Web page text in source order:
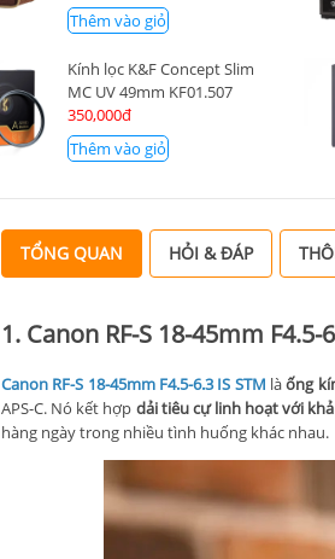
Thêm vào giỏ
Kính lọc K&F Concept Slim
MC UV 49mm KF01.507
350,000đ
Thêm vào giỏ
TỔNG QUAN HỎI & ĐÁP
1. Canon RF-S 18-45mm
Canon RF-S 18-45mm F4.5-6.3 IS STM làống
APS-C. Nó kết hợp dải tiêu cự linh hoạt với
hàng ngày trong nhiều tình huống khác nhau.